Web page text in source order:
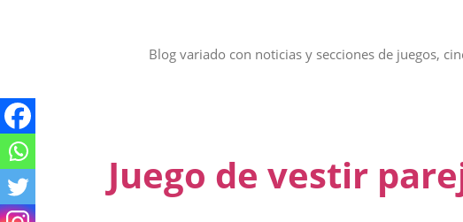
Blog variado con noticias y secciones de juegos,
Juego de vestir